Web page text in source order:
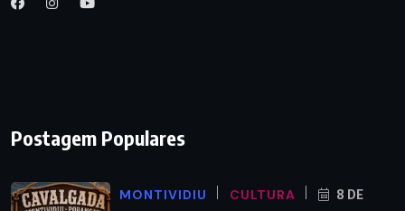
Postagem Populares
MONTIVIDIU
CULTURA
8 DE